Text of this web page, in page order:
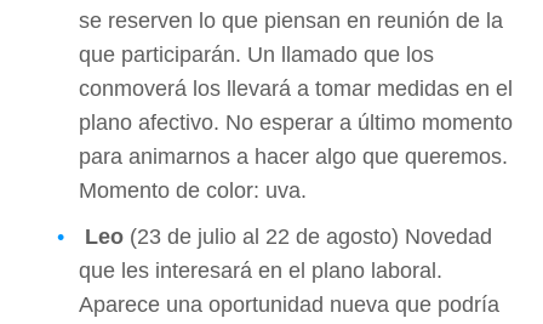
se reserven lo que piensan en reunión de la
que participarán. Un llamado que los
conmoverá los llevará a tomar medidas en el
plano afectivo. No esperar a último momento
para animarnos a hacer algo que queremos.
Momento de color: uva.
Leo (23 de julio al 22 de agosto) Novedad
que les interesará en el plano laboral.
Aparece una oportunidad nueva que podría